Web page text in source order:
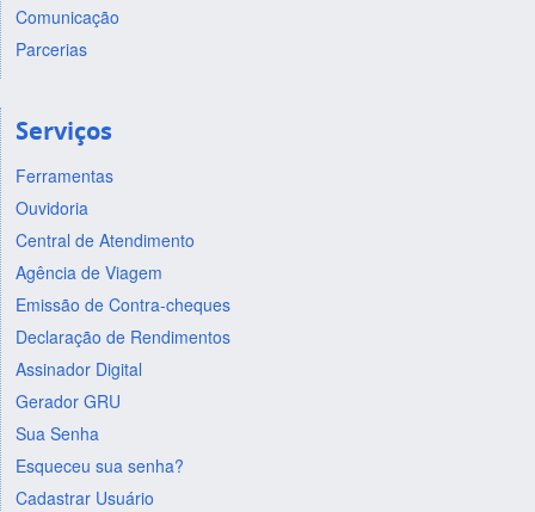
Comunicação
Parcerias
Serviços
Ferramentas
Ouvidoria
Central de Atendimento
Agência de Viagem
Emissão de Contra-cheques
Declaração de Rendimentos
Assinador Digital
Gerador GRU
Sua Senha
Esqueceu sua senha?
Cadastrar Usuário